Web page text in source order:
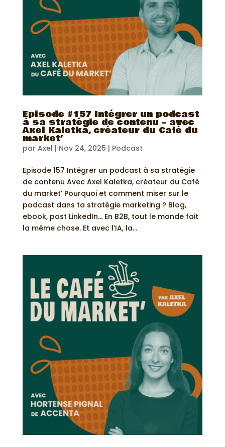
Episode #157 Intégrer un podcast
à sa stratégie de contenu – avec
Axel Kaletka, créateur du Café du
market’
par Axel | Nov 24, 2025 | Podcast
Episode 157 Intégrer un podcast à sa stratégie
de contenu Avec Axel Kaletka, créateur du Café
du market’ Pourquoi et comment miser sur le
podcast dans ta stratégie marketing ? Blog,
ebook, post LinkedIn… En B2B, tout le monde fait
la même chose. Et avec l’IA, la...